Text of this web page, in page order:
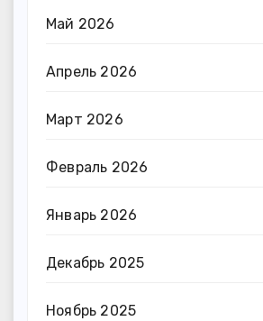
Май 2026
Апрель 2026
Март 2026
Февраль 2026
Январь 2026
Декабрь 2025
Ноябрь 2025